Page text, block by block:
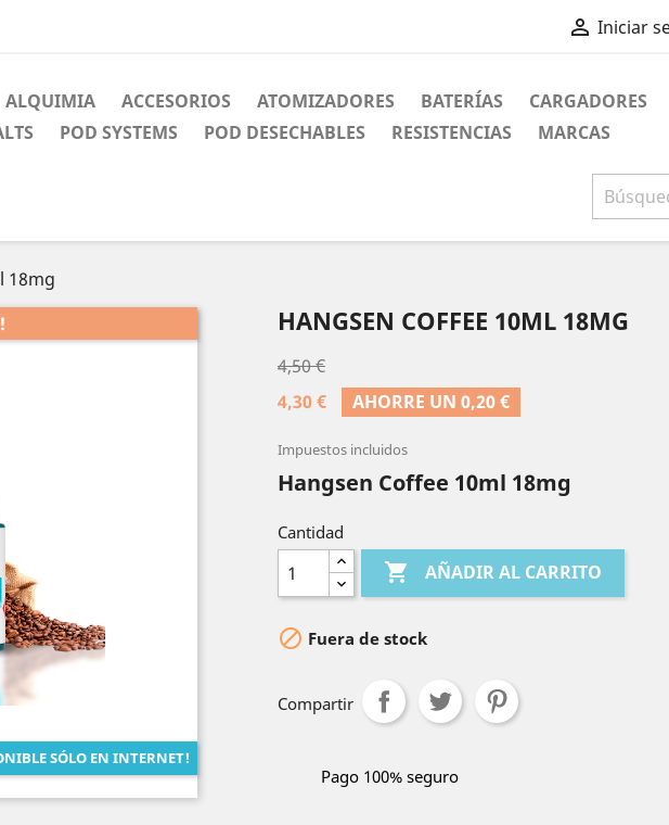
 Iniciar
ALQUIMIA ACCESORIOS ATOMIZADORES BATERÍAS CARGADORES
POD SYSTEMS POD DESECHABLES RESISTENCIAS MARCAS
18mg
SÓLO EN INTERNET!
HANGSEN COFFEE 10ML 18MG
4,50 €
4,30 €
AHORRE UN 0,20 €
Impuestos incluidos
Hangsen Coffee 10ml 18mg
Cantidad
 AÑADIR AL CARRITO
 Fuera de stock
Compartir
Pago 100% seguro